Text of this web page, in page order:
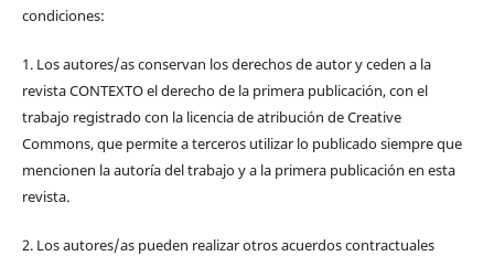
condiciones:
1. Los autores/as conservan los derechos de autor y ceden a la
revista CONTEXTO el derecho de la primera publicación, con el
trabajo registrado con la licencia de atribución de Creative
Commons, que permite a terceros utilizar lo publicado siempre que
mencionen la autoría del trabajo y a la primera publicación en esta
revista.
2. Los autores/as pueden realizar otros acuerdos contractuales